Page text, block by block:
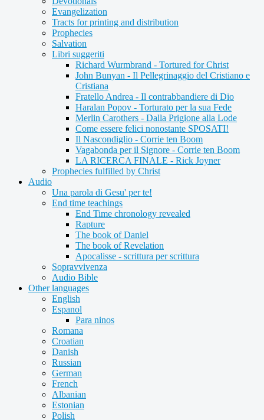
Evangelization
Tracts for printing and distribution
Prophecies
Salvation
Libri suggeriti
Richard Wurmbrand - Tortured for Christ
John Bunyan - Il Pellegrinaggio del Cristiano e
Cristiana
Fratello Andrea - Il contrabbandiere di Dio
Haralan Popov - Torturato per la sua Fede
Merlin Carothers - Dalla Prigione alla Lode
Come essere felici nonostante SPOSATI!
Il Nascondiglio - Corrie ten Boom
Vagabonda per il Signore - Corrie ten Boom
LA RICERCA FINALE - Rick Joyner
Prophecies fulfilled by Christ
Audio
Una parola di Gesu' per te!
End time teachings
End Time chronology revealed
Rapture
The book of Daniel
The book of Revelation
Apocalisse - scrittura per scrittura
Sopravvivenza
Audio Bible
Other languages
English
Espanol
Para ninos
Romana
Croatian
Danish
Russian
German
French
Albanian
Estonian
Polish